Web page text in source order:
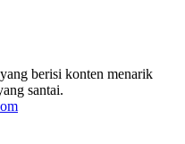
berisi konten menarik
santai.